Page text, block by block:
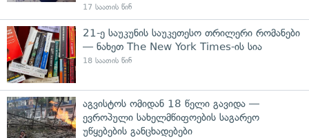
17 საათის წინ
21-ე საუკუნის საუკეთესო თრილერი რომანები
— ნახეთ The New York Times-ის სია
18 საათის წინ
აგვისტოს ომიდან 18 წელი გავიდა —
ევროპული სახელმწიფოების საგარეო
უწყებების განცხადებები